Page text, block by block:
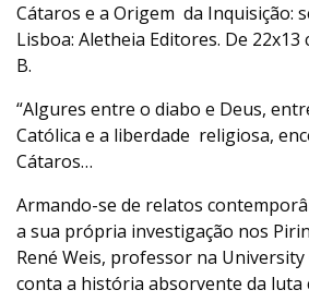
Cátaros e a Origem da Inquisição:
Lisboa: Aletheia Editores. De 22x13
B.
“Algures entre o diabo e Deus,
Católica e a liberdade religiosa,
Cátaros…
Armando-se de relatos
a sua própria investigação nos
René Weis, professor na
conta a história absorvente da luta